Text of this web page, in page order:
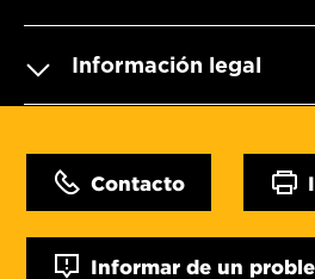
Información legal
Contacto
Informar de un